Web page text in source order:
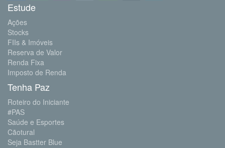
Estude
Ações
Stocks
FIIs & Imóveis
Reserva de Valor
Renda Fixa
Imposto de Renda
Tenha Paz
Roteiro do Iniciante
#PAS
Saúde e Esportes
Cãotural
Seja Bastter Blue